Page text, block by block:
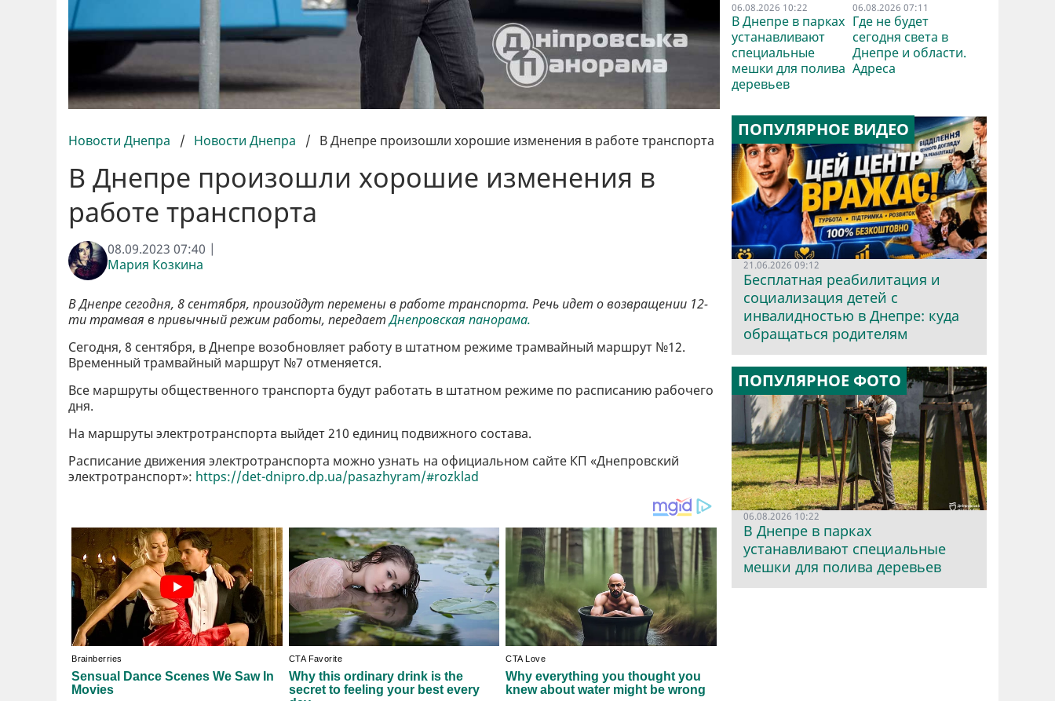
Новости Днепра / Новости Днепра / В Днепре произошли хорошие изменения в работе транспорта
В Днепре произошли хорошие изменения в
работе транспорта
08.09.2023 07:40 |
Мария Козкина
В Днепре сегодня, 8 сентября, произойдут перемены в работе транспорта. Речь идет о возвращении 12-
ти трамвая в привычный режим работы, передаетДнепровская панорама.
Сегодня, 8 сентября, в Днепре возобновляет работу в штатном режиме трамвайный маршрут №12.
Временный трамвайный маршрут №7 отменяется.
Все маршруты общественного транспорта будут работать в штатном режиме по расписанию рабочего
дня.
На маршруты электротранспорта выйдет 210 единиц подвижного состава.
Расписание движения электротранспорта можно узнать на официальном сайте КП «Днепровский
электротранспорт»: https://det-dnipro.dp.ua/pasazhyram/#rozklad
06.08.2026 10:22
В Днепре в парках
устанавливают
специальные
мешки для полива
деревьев
06.08.2026 07:11
Где не будет
сегодня света в
Днепре и области.
Адреса
ПОПУЛЯРНОЕ ВИДЕО
21.06.2026 09:12
Бесплатная реабилитация и
социализация детей с
инвалидностью в Днепре: куда
обращаться родителям
ПОПУЛЯРНОЕ ФОТО
06.08.2026 10:22
В Днепре в парках
устанавливают специальные
мешки для полива деревьев